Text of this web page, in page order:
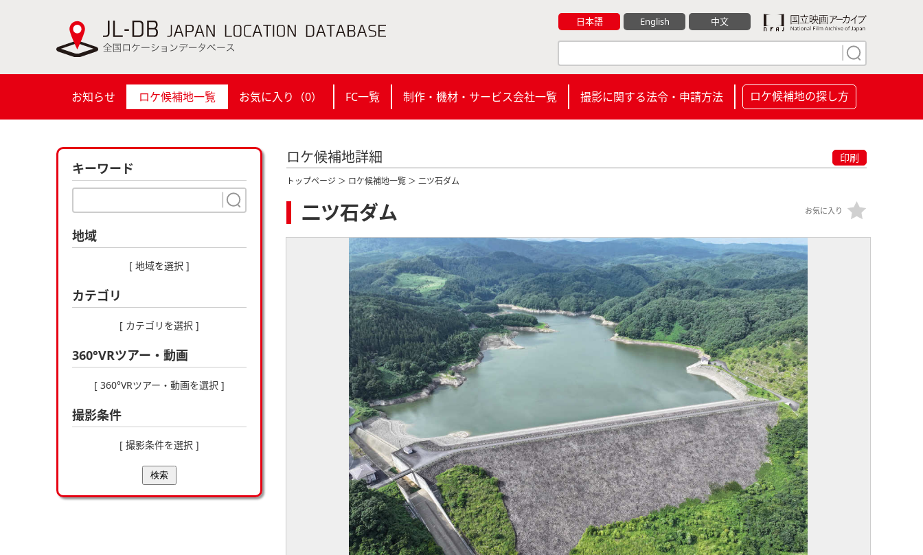
日本語 English 中文
お知らせ ロケ候補地一覧 お気に入り（0） FC一覧 制作・機材・サービス会社一覧 撮影に関する法令・申請方法 ロケ候補地の探し方
キーワード
地域
[ 地域を選択 ]
カテゴリ
[ カテゴリを選択 ]
360°VRツアー・動画
[ 360°VRツアー・動画を選択 ]
撮影条件
[ 撮影条件を選択 ]
検索
ロケ候補地詳細 印刷
トップページ ＞ ロケ候補地一覧 ＞ 二ツ石ダム
二ツ石ダム お気に入り